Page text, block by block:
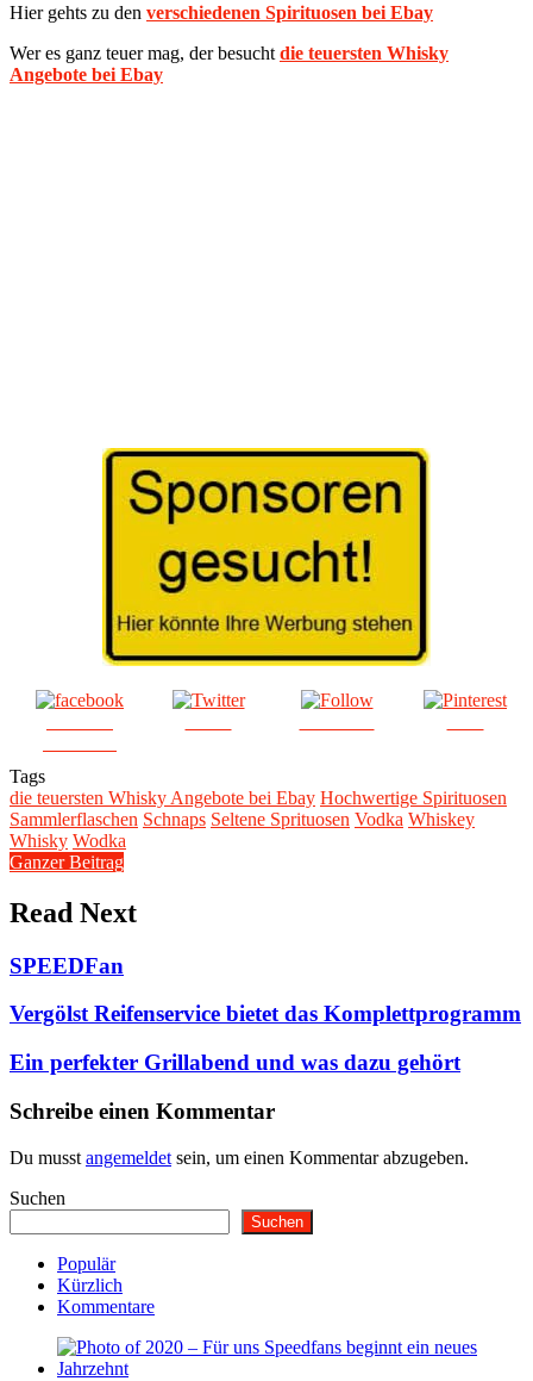
Hier gehts zu den verschiedenen Spirituosen bei Ebay
Wer es ganz teuer mag, der besucht die teuersten Whisky
Angebote bei Ebay
Tags
die teuersten Whisky Angebote bei Ebay Hochwertige Spirituosen
Sammlerflaschen Schnaps Seltene Sprituosen Vodka Whiskey
Whisky Wodka
Ganzer Beitrag
Read Next
SPEEDFan
Vergölst Reifenservice bietet das Komplettprogramm
Ein perfekter Grillabend und was dazu gehört
Schreibe einen Kommentar
Du musst angemeldet sein, um einen Kommentar abzugeben.
Suchen
Suchen
Populär
Kürzlich
Kommentare